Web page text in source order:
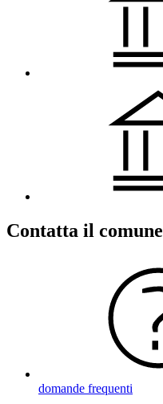
Contatta il comune
domande frequenti